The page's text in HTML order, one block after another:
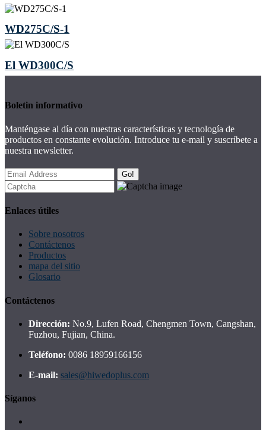
WD275C/S-1
El WD300C/S
Boletin informativo
Manténgase al día con nuestras características y tecnología de
productos en constante evolución. Introduce tu e-mail y suscríbete a
nuestra newsletter.
Go!
Enlaces útiles
Sobre nosotros
Contáctenos
Productos
mapa del sitio
Glosario
Contáctenos
Dirección: No.9, Lufen Road, Chengmen Town, Cangshan,
Fuzhou, Fujian, China.
Teléfono: 0086 18959166156
E-mail: sales@hiwedoplus.com
Síganos